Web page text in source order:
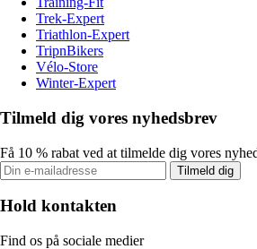
Trek-Expert
Triathlon-Expert
TripnBikers
Vélo-Store
Winter-Expert
Tilmeld dig vores nyhedsbrev
Få 10 % rabat ved at tilmelde dig vores
Tilmeld dig
Hold kontakten
Find os på sociale medier